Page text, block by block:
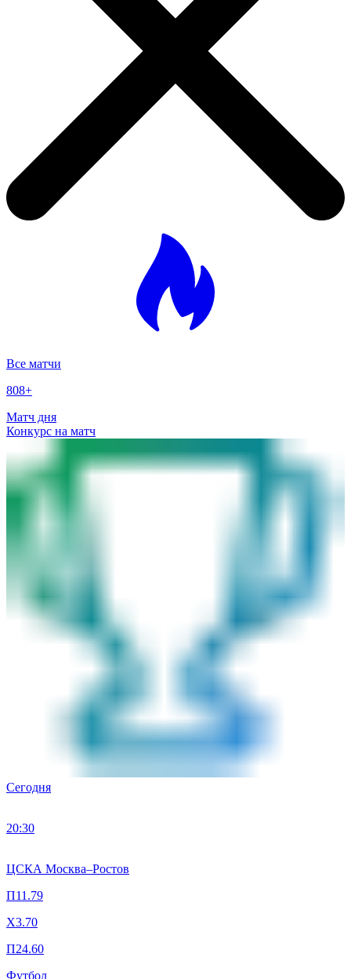
Все матчи
808+
Матч дня
Конкурс на матч
Сегодня
20:30
ЦСКА Москва–Ростов
П11.79
X3.70
П24.60
Футбол